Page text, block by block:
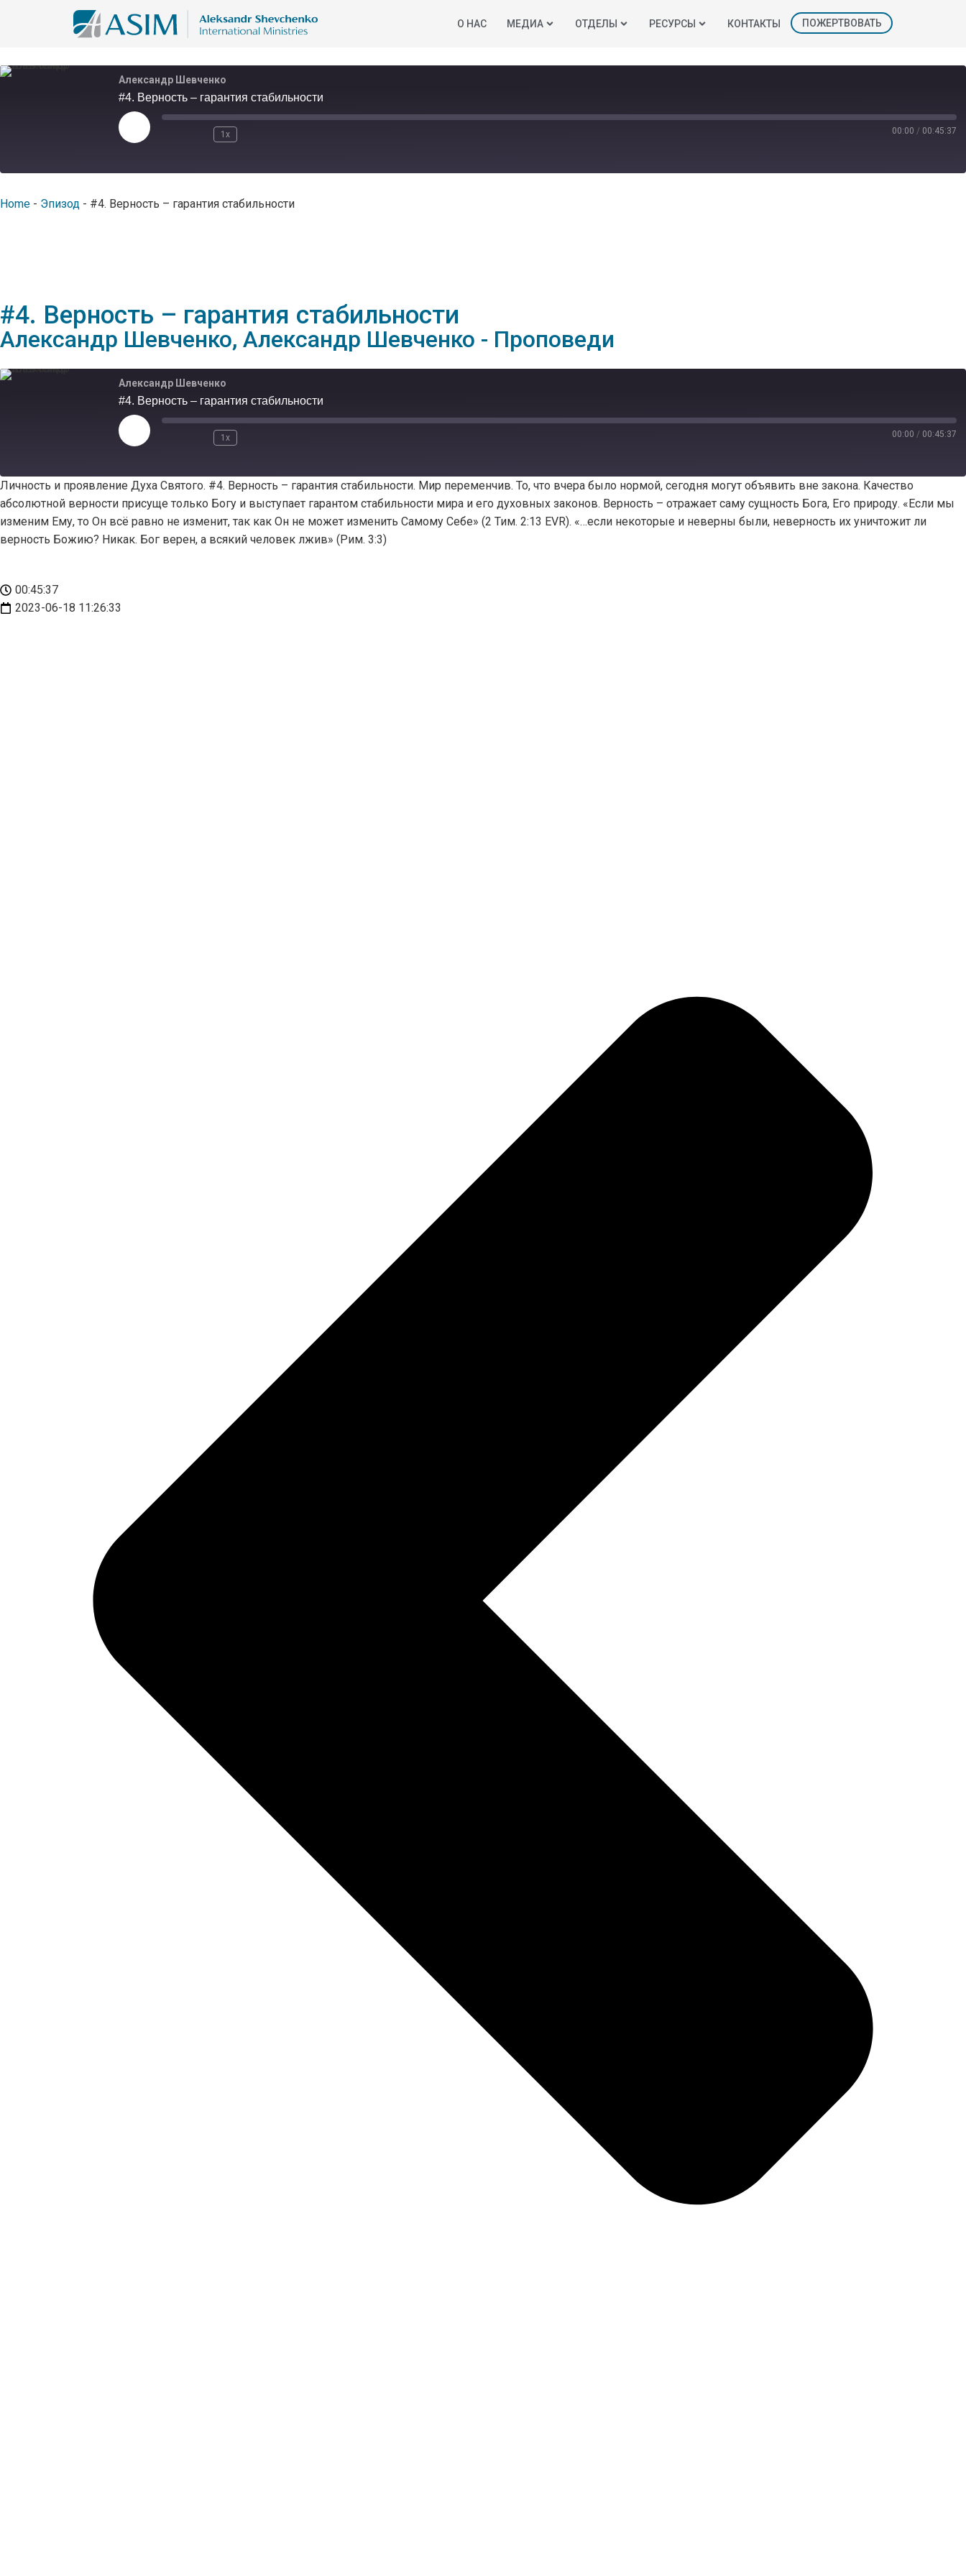
O НАС МЕДИА ОТДЕЛЫ РЕСУРСЫ КОНТАКТЫ ПОЖЕРТВОВАТЬ
Александр Шевченко
#4. Верность – гарантия стабильности
1x 00:00 / 00:45:37
Home - Эпизод - #4. Верность – гарантия стабильности
#4. Верность – гарантия стабильности
Александр Шевченко, Александр Шевченко - Проповеди
Александр Шевченко
#4. Верность – гарантия стабильности
1x 00:00 / 00:45:37
Личность и проявление Духа Святого. #4. Верность – гарантия стабильности. Мир переменчив. То, что вчера было нормой, сегодня могут объявить вне закона. Качество
абсолютной верности присуще только Богу и выступает гарантом стабильности мира и его духовных законов. Верность – отражает саму сущность Бога, Его природу. «Если мы
изменим Ему, то Он всё равно не изменит, так как Он не может изменить Самому Себе» (2 Тим. 2:13 EVR). «…если некоторые и неверны были, неверность их уничтожит ли
верность Божию? Никак. Бог верен, а всякий человек лжив» (Рим. 3:3)
00:45:37
2023-06-18 11:26:33